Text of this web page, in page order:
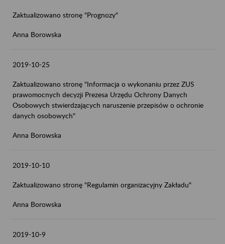
Zaktualizowano stronę "Prognozy"
Anna Borowska
2019-10-25
Zaktualizowano stronę "Informacja o wykonaniu przez ZUS
prawomocnych decyzji Prezesa Urzędu Ochrony Danych
Osobowych stwierdzających naruszenie przepisów o ochronie
danych osobowych"
Anna Borowska
2019-10-10
Zaktualizowano stronę "Regulamin organizacyjny Zakładu"
Anna Borowska
2019-10-9